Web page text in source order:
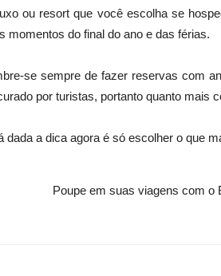
ou resort que você escolha se
momentos do final do ano e das férias.
se sempre de fazer reservas com
por turistas, portanto quanto mais
dada a dica agora é só escolher o que
Poupe em suas viagens com o